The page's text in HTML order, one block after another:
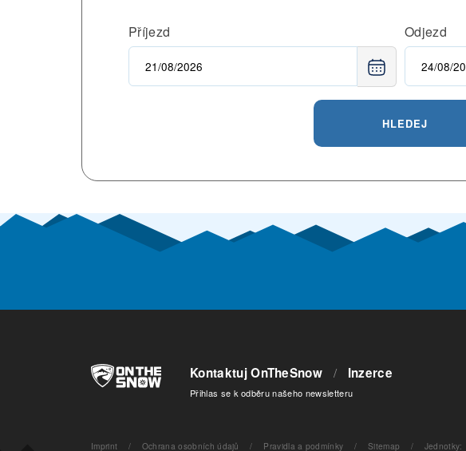
Příjezd Odjezd
HLEDEJ
Kontaktuj OnTheSnow / Inzerce
Přihlas se k odběru našeho newsletteru
Imprint / Ochrana osobních údajů / Pravidla a podmínky / Sitemap / Jednotky: